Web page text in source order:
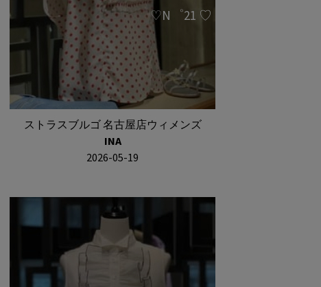
♡N゜21 ♡
ストラスブルゴ 名古屋店ウィメンズ
INA
2026-05-19